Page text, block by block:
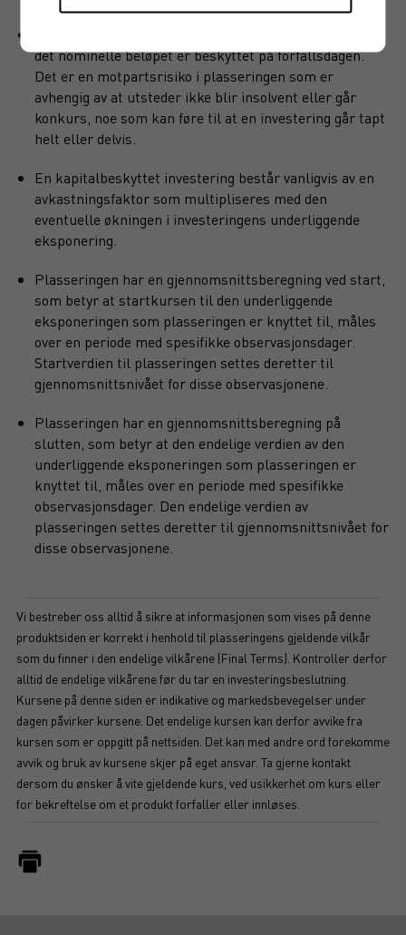
det nominelle beløpet er beskyttet på forfallsdagen.
Det er en motpartsrisiko i plasseringen som er
avhengig av at utsteder ikke blir insolvent eller går
konkurs, noe som kan føre til at en investering går tapt
helt eller delvis.
En kapitalbeskyttet investering består vanligvis av en
avkastningsfaktor som multipliseres med den
eventuelle økningen i investeringens underliggende
eksponering.
Plasseringen har en gjennomsnittsberegning ved start,
som betyr at startkursen til den underliggende
eksponeringen som plasseringen er knyttet til, måles
over en periode med spesifikke observasjonsdager.
Startverdien til plasseringen settes deretter til
gjennomsnittsnivået for disse observasjonene.
Plasseringen har en gjennomsnittsberegning på
slutten, som betyr at den endelige verdien av den
underliggende eksponeringen som plasseringen er
knyttet til, måles over en periode med spesifikke
observasjonsdager. Den endelige verdien av
plasseringen settes deretter til gjennomsnittsnivået for
disse observasjonene.
Vi bestreber oss alltid å sikre at informasjonen som vises på denne
produktsiden er korrekt i henhold til plasseringens gjeldende vilkår
som du finner i den endelige vilkårene (Final Terms). Kontroller derfor
alltid de endelige vilkårene før du tar en investeringsbeslutning.
Kursene på denne siden er indikative og markedsbevegelser under
dagen påvirker kursene. Det endelige kursen kan derfor avvike fra
kursen som er oppgitt på nettsiden. Det kan med andre ord forekomme
avvik og bruk av kursene skjer på eget ansvar. Ta gjerne kontakt
dersom du ønsker å vite gjeldende kurs, ved usikkerhet om kurs eller
for bekreftelse om et produkt forfaller eller innløses.